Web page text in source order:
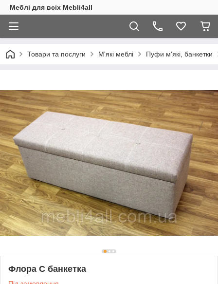
Меблі для всіх Mebli4all
Товари та послуги М'які меблі Пуфи м'які, банкетки
Флора C банкетка